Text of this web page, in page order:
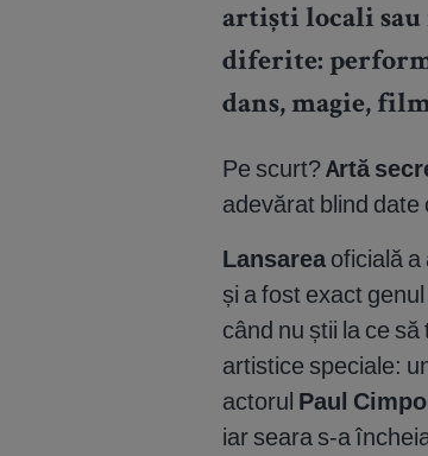
artiști locali sau
diferite:
dans, magie,
Pe scurt?Artă
adevărat blind date
Lansarea oficială a
și a fost exact
când nu știi la ce
artistice speciale:
actorul Paul
iar seara s-a